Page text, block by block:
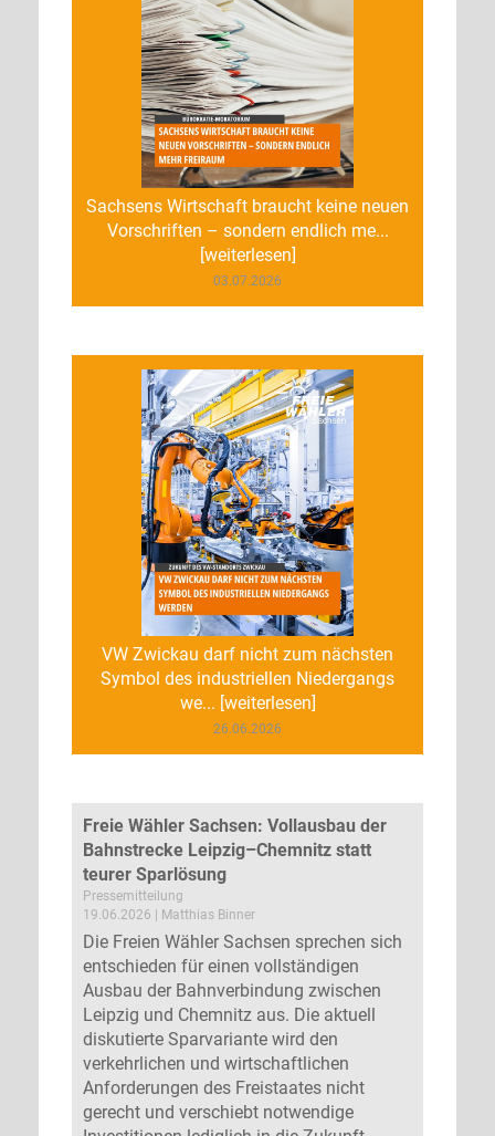
Sachsens Wirtschaft braucht keine neuen
Vorschriften – sondern endlich me...
[weiterlesen]
03.07.2026
VW Zwickau darf nicht zum nächsten
Symbol des industriellen Niedergangs
we... [weiterlesen]
26.06.2026
Freie Wähler Sachsen: Vollausbau der
Bahnstrecke Leipzig–Chemnitz statt
teurer Sparlösung
Pressemitteilung
19.06.2026 | Matthias Binner
Die Freien Wähler Sachsen sprechen sich
entschieden für einen vollständigen
Ausbau der Bahnverbindung zwischen
Leipzig und Chemnitz aus. Die aktuell
diskutierte Sparvariante wird den
verkehrlichen und wirtschaftlichen
Anforderungen des Freistaates nicht
gerecht und verschiebt notwendige